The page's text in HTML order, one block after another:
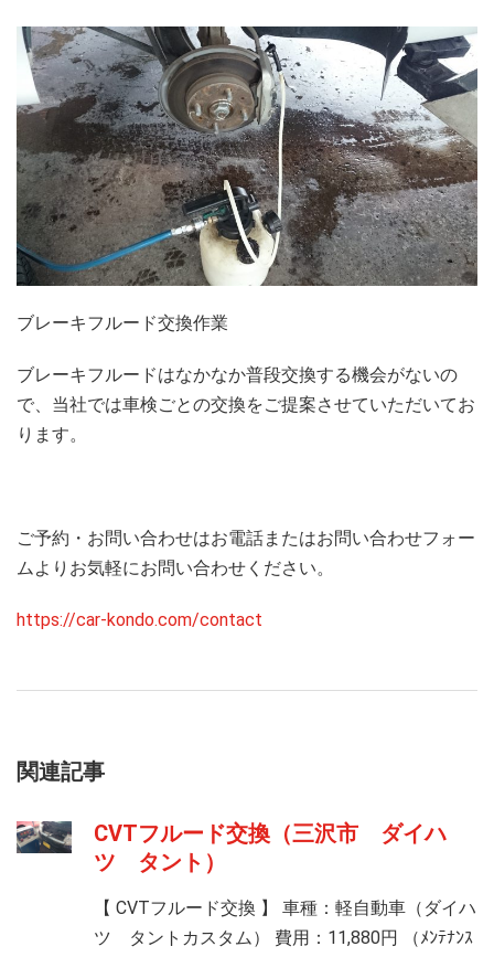
ブレーキフルード交換作業
ブレーキフルードはなかなか普段交換する機会がないの
で、当社では車検ごとの交換をご提案させていただいてお
ります。
ご予約・お問い合わせはお電話またはお問い合わせフォー
ムよりお気軽にお問い合わせください。
https://car-kondo.com/contact
関連記事
CVTフルード交換（三沢市 ダイハ
ツ タント）
【 CVTフルード交換 】 車種：軽自動車（ダイハ
ツ タントカスタム） 費用：11,880円 （ﾒﾝﾃﾅﾝｽ